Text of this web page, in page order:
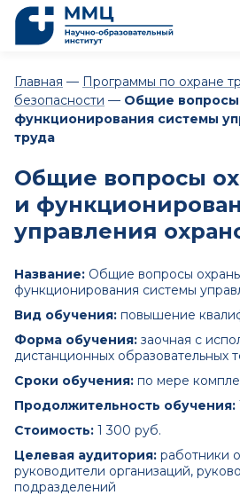
Главная — Программы по охране
безопасности — Общие вопросы
функционирования системы
труда
Общие вопросы
и
управления
Название: Общие вопросы
функционирования системы
Вид обучения: повышение
Форма обучения: заочная с
дистанционных образовательных
Сроки обучения: по мере
Продолжительность обучения:
Стоимость: 1 300 руб.
Целевая аудитория: работники
руководители организаций,
подразделений